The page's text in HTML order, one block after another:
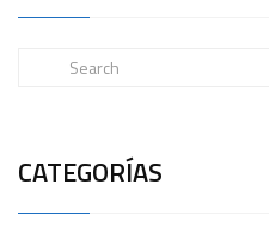
CATEGORÍAS